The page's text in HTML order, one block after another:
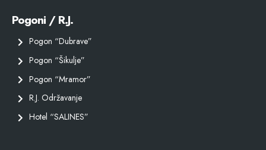
Pogoni / R.J.
Pogon “Dubrave”
Pogon “Šikulje”
Pogon “Mramor”
R.J. Održavanje
Hotel “SALINES”